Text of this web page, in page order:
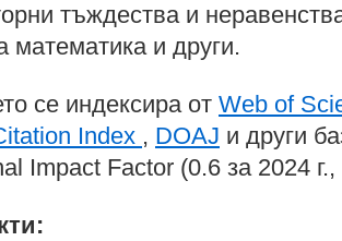
тъждества и
математика и други.
се индексира от Web of
Index , DOAJ и други
Impact Factor (0.6 за 2024